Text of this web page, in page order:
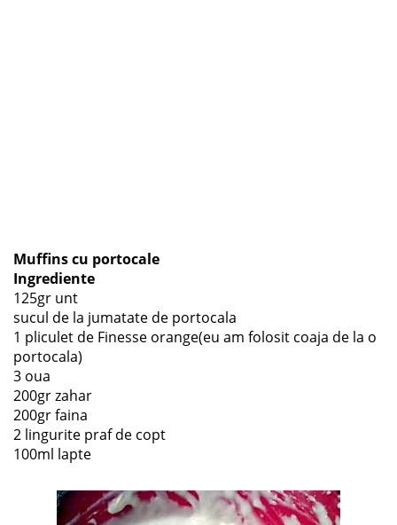
Muffins cu portocale
Ingrediente
125gr unt
sucul de la jumatate de portocala
1 pliculet de Finesse orange(eu am folosit coaja de la o
portocala)
3 oua
200gr zahar
200gr faina
2 lingurite praf de copt
100ml lapte